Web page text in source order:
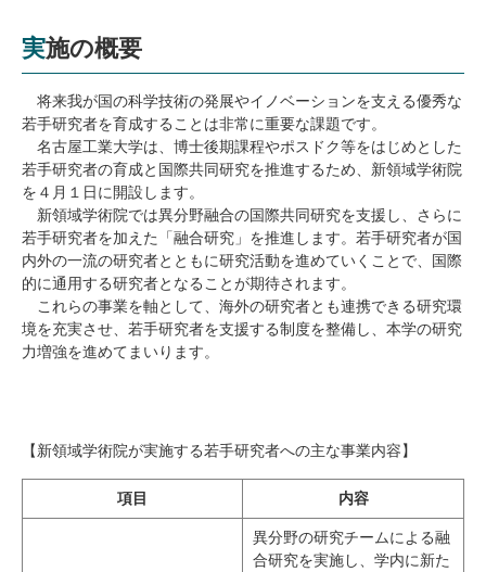
実施の概要
将来我が国の科学技術の発展やイノベーションを支える優秀な
若手研究者を育成することは非常に重要な課題です。
名古屋工業大学は、博士後期課程やポスドク等をはじめとした
若手研究者の育成と国際共同研究を推進するため、新領域学術院
を４月１日に開設します。
新領域学術院では異分野融合の国際共同研究を支援し、さらに
若手研究者を加えた「融合研究」を推進します。若手研究者が国
内外の一流の研究者とともに研究活動を進めていくことで、国際
的に通用する研究者となることが期待されます。
これらの事業を軸として、海外の研究者とも連携できる研究環
境を充実させ、若手研究者を支援する制度を整備し、本学の研究
力増強を進めてまいります。
【新領域学術院が実施する若手研究者への主な事業内容】
項目 内容
異分野の研究チームによる融
合研究を実施し、学内に新た